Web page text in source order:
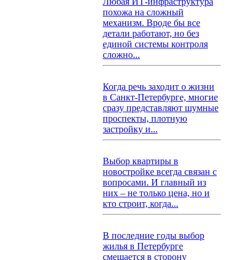
похожа на сложный
механизм. Вроде бы все
детали работают, но без
единой системы контроля
сложно...
Когда речь заходит о жизни
в Санкт-Петербурге, многие
сразу представляют шумные
проспекты, плотную
застройку и...
Выбор квартиры в
новостройке всегда связан с
вопросами. И главный из
них – не только цена, но и
кто строит, когда...
В последние годы выбор
жилья в Петербурге
смещается в сторону